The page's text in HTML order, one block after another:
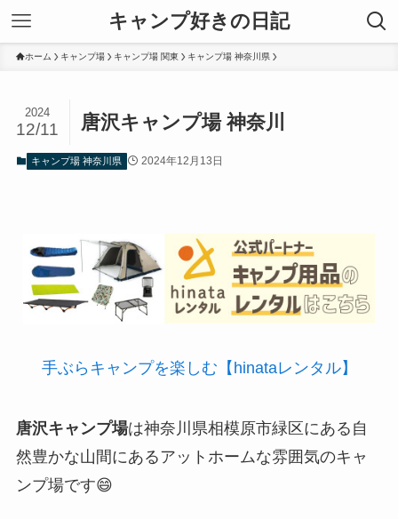
キャンプ好きの日記
ホーム キャンプ場 キャンプ場 関東 キャンプ場 神奈川県
唐沢キャンプ場 神奈川
2024
12/11
キャンプ場 神奈川県 2024年12月13日
手ぶらキャンプを楽しむ【hinataレンタル】
唐沢キャンプ場は神奈川県相模原市緑区にある自
然豊かな山間にあるアットホームな雰囲気のキャ
ンプ場です😄